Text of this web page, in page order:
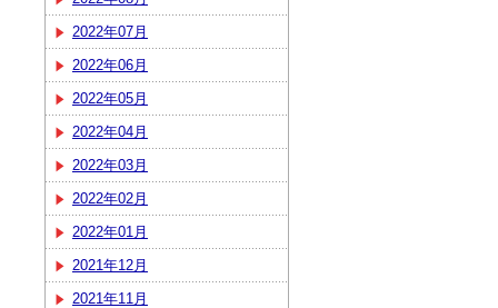
2022年07月
2022年06月
2022年05月
2022年04月
2022年03月
2022年02月
2022年01月
2021年12月
2021年11月